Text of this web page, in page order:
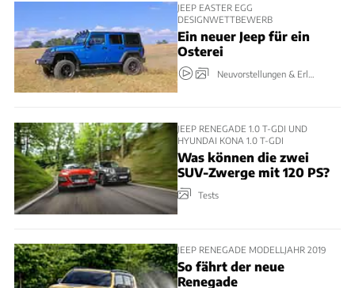
JEEP EASTER EGG
DESIGNWETTBEWERB
Ein neuer Jeep für ein
Osterei
Neuvorstellungen & Erlkönige
JEEP RENEGADE 1.0 T-GDI UND
HYUNDAI KONA 1.0 T-GDI
Was können die zwei
SUV-Zwerge mit 120 PS?
Tests
JEEP RENEGADE MODELLJAHR 2019
So fährt der neue
Renegade